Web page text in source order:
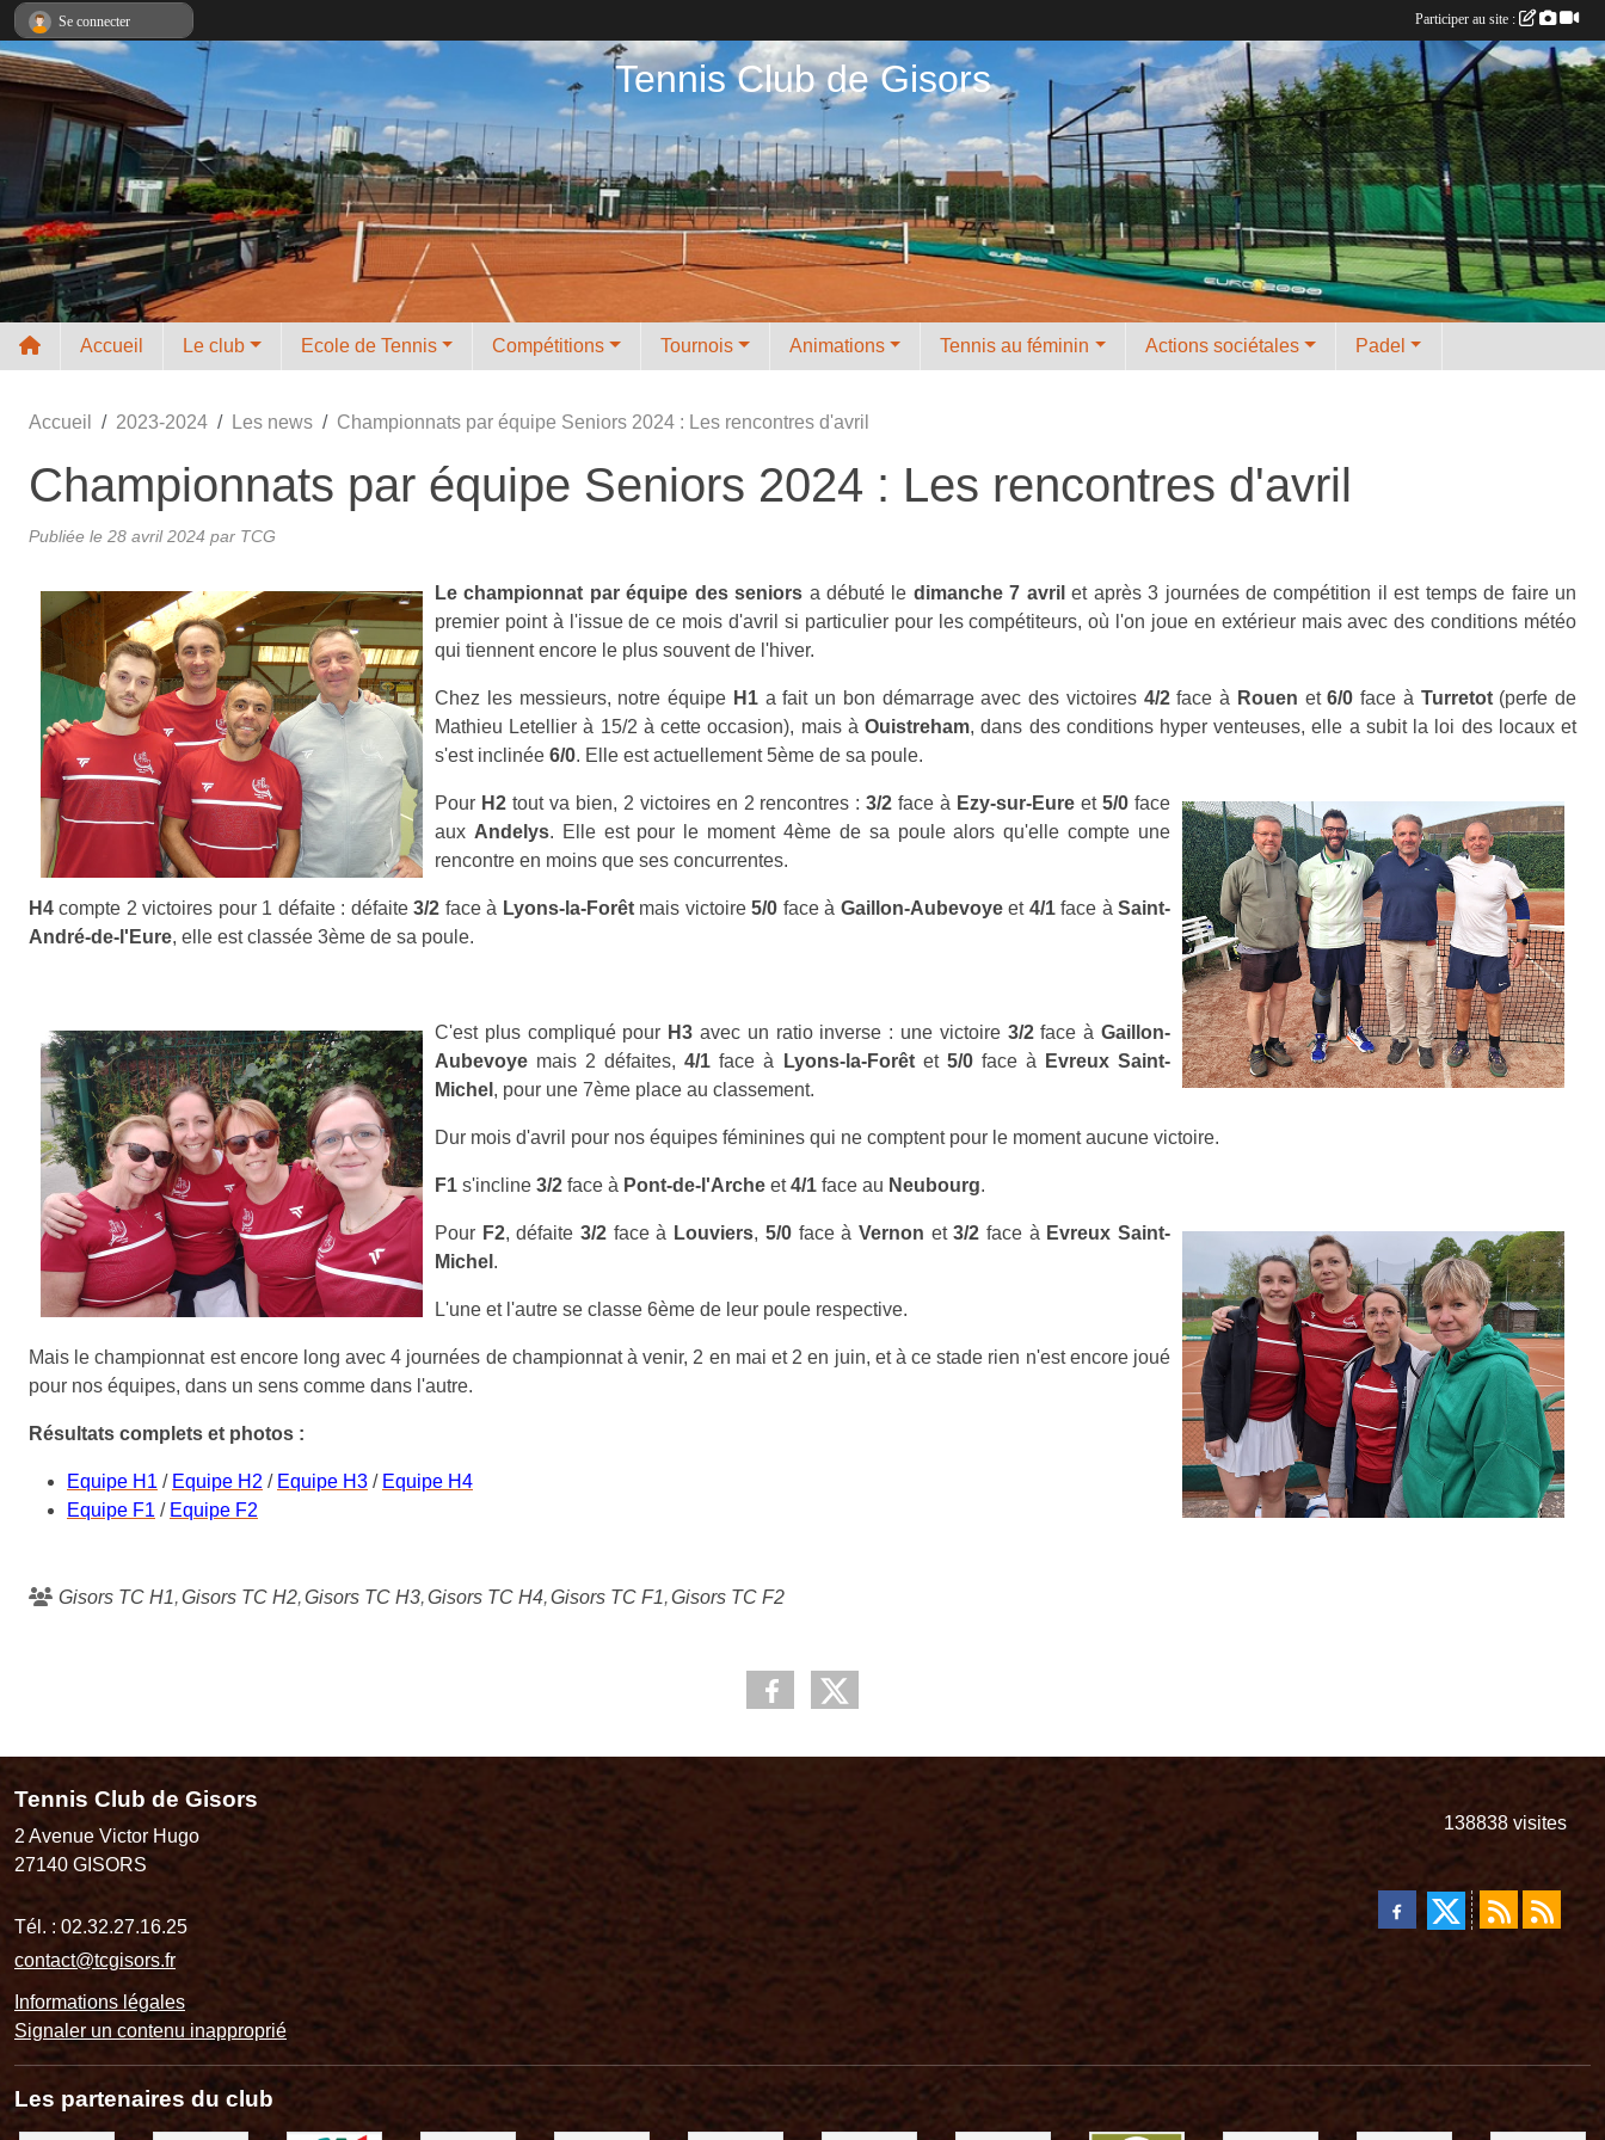
Tennis Club de Gisors
Accueil Le club Ecole de Tennis Compétitions Tournois Animations Tennis au féminin Actions sociétales Padel
Accueil 2023-2024 Les news Championnats par équipe Seniors 2024 : Les rencontres d'avril
Championnats par équipe Seniors 2024 : Les rencontres d'avril
Publiée le 28 avril 2024 par TCG
Le championnat par équipe des seniors a débuté le dimanche 7 avril et après 3 journées de compétition il est temps de faire un
premier point à l'issue de ce mois d'avril si particulier pour les compétiteurs, où l'on joue en extérieur mais avec des conditions météo
qui tiennent encore le plus souvent de l'hiver.
Chez les messieurs, notre équipe H1a fait un bon démarrage avec des victoires 4/2face à Rouen et6/0 face à Turretot(perfe de
Mathieu Letellier à 15/2 à cette occasion), mais àOuistreham, dans des conditions hyper venteuses, elle a subit la loi des locaux et
s'est inclinée 6/0. Elle est actuellement 5ème de sa poule.
Pour H2tout va bien, 2 victoires en 2 rencontres :3/2 face à Ezy-sur-Eure et5/0 face
aux Andelys. Elle est pour le moment 4ème de sa poule alors qu'elle compte une
rencontre en moins que ses concurrentes.
H4 compte 2 victoires pour 1 défaite : défaite3/2 face à Lyons-la-Forêtmais victoire5/0 face à Gaillon-Aubevoyeet 4/1face àSaint-
André-de-l'Eure, elle est classée 3ème de sa poule.
C'est plus compliqué pour H3 avec un ratio inverse : une victoire 3/2face àGaillon-
Aubevoye mais 2 défaites,4/1 face à Lyons-la-Forêtet 5/0face à
Evreux Saint-
Michel , pour une 7ème place au classement.
Dur mois d'avril pour nos équipes féminines qui ne comptent pour le moment aucune victoire.
F1 s'incline 3/2 face à Pont-de-l'Arche et4/1 face au Neubourg.
Pour F2, défaite3/2 face à Louviers, 5/0face à Vernon et3/2 face à Evreux Saint-
Michel .
L'une et l'autre se classe 6ème de leur poule respective.
Mais le championnat est encore long avec 4 journées de championnat à venir, 2 en mai et 2 en juin, et à ce stade rien n'est encore joué
pour nos équipes, dans un sens comme dans l'autre.
Résultats complets et photos :
Equipe H1 / Equipe H2 / Equipe H3 / Equipe H4
Equipe F1 / Equipe F2
Gisors TC H1 Gisors TC H2 Gisors TC H3 Gisors TC H4 Gisors TC F1 Gisors TC F2
Tennis Club de Gisors
2 Avenue Victor Hugo
27140 GISORS
Tél. : 02.32.27.16.25
contact@tcgisors.fr
Informations légales
Signaler un contenu inapproprié
138838 visites
Les partenaires du club
Se connecter Participer au site :
Panneau de gestion des cookies